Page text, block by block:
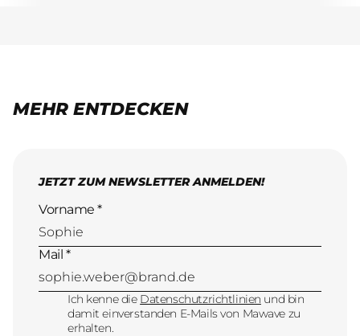
MEHR ENTDECKEN
JETZT ZUM NEWSLETTER ANMELDEN!
Vorname *
Mail *
Ich kenne die Datenschutzrichtlinien und bin
damit einverstanden E-Mails von Mawave zu
erhalten.